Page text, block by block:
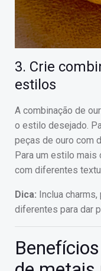
3. Crie
estilos
A combinação de
o estilo desejado.
peças de ouro com
Para um estilo mais
com diferentes
Dica: Inclua
diferentes para dar